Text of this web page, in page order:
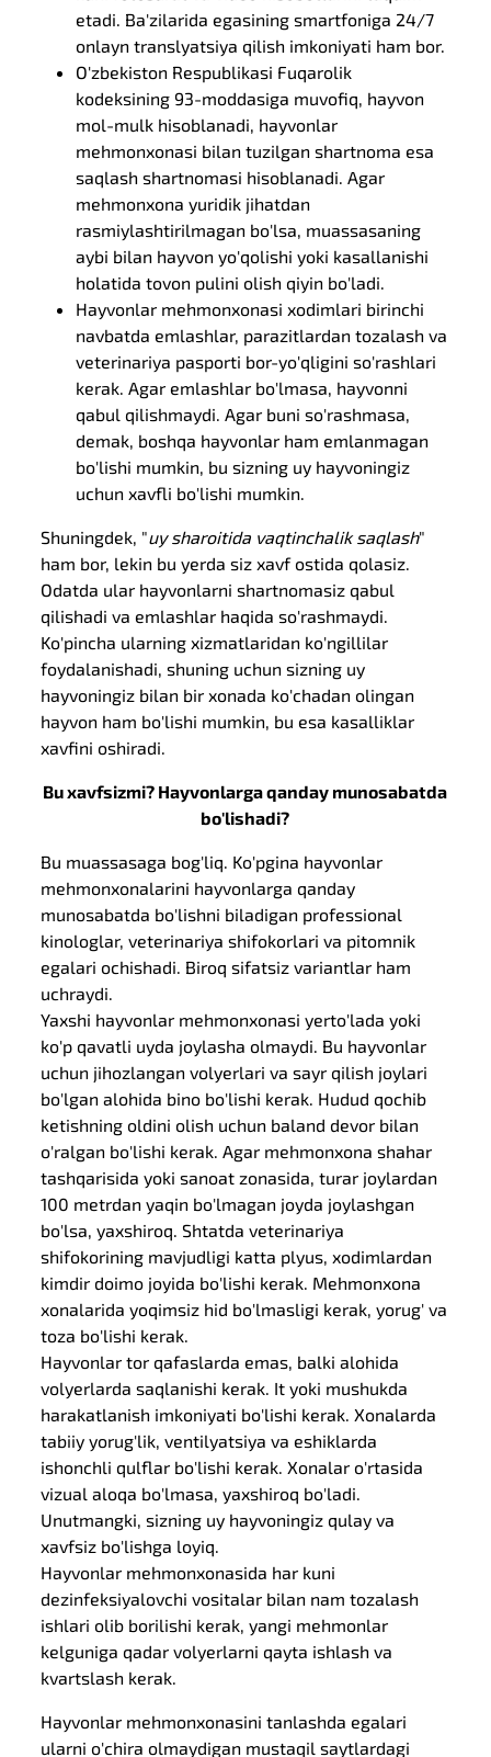
etadi. Ba'zilarida egasining smartfoniga 24/7
onlayn translyatsiya qilish imkoniyati ham bor.
O'zbekiston Respublikasi Fuqarolik
kodeksining 93-moddasiga muvofiq, hayvon
mol-mulk hisoblanadi, hayvonlar
mehmonxonasi bilan tuzilgan shartnoma esa
saqlash shartnomasi hisoblanadi. Agar
mehmonxona yuridik jihatdan
rasmiylashtirilmagan bo'lsa, muassasaning
aybi bilan hayvon yo'qolishi yoki kasallanishi
holatida tovon pulini olish qiyin bo'ladi.
Hayvonlar mehmonxonasi xodimlari birinchi
navbatda emlashlar, parazitlardan tozalash va
veterinariya pasporti bor-yo'qligini so'rashlari
kerak. Agar emlashlar bo'lmasa, hayvonni
qabul qilishmaydi. Agar buni so'rashmasa,
demak, boshqa hayvonlar ham emlanmagan
bo'lishi mumkin, bu sizning uy hayvoningiz
uchun xavfli bo'lishi mumkin.
Shuningdek, "uy sharoitida vaqtinchalik saqlash"
ham bor, lekin bu yerda siz xavf ostida qolasiz.
Odatda ular hayvonlarni shartnomasiz qabul
qilishadi va emlashlar haqida so'rashmaydi.
Ko'pincha ularning xizmatlaridan ko'ngillilar
foydalanishadi, shuning uchun sizning uy
hayvoningiz bilan bir xonada ko'chadan olingan
hayvon ham bo'lishi mumkin, bu esa kasalliklar
xavfini oshiradi.
Bu xavfsizmi? Hayvonlarga qanday munosabatda
bo'lishadi?
Bu muassasaga bog'liq. Ko'pgina hayvonlar
mehmonxonalarini hayvonlarga qanday
munosabatda bo'lishni biladigan professional
kinologlar, veterinariya shifokorlari va pitomnik
egalari ochishadi. Biroq sifatsiz variantlar ham
uchraydi.
Yaxshi hayvonlar mehmonxonasi yerto'lada yoki
ko'p qavatli uyda joylasha olmaydi. Bu hayvonlar
uchun jihozlangan volyerlari va sayr qilish joylari
bo'lgan alohida bino bo'lishi kerak. Hudud qochib
ketishning oldini olish uchun baland devor bilan
o'ralgan bo'lishi kerak. Agar mehmonxona shahar
tashqarisida yoki sanoat zonasida, turar joylardan
100 metrdan yaqin bo'lmagan joyda joylashgan
bo'lsa, yaxshiroq. Shtatda veterinariya
shifokorining mavjudligi katta plyus, xodimlardan
kimdir doimo joyida bo'lishi kerak. Mehmonxona
xonalarida yoqimsiz hid bo'lmasligi kerak, yorug' va
toza bo'lishi kerak.
Hayvonlar tor qafaslarda emas, balki alohida
volyerlarda saqlanishi kerak. It yoki mushukda
harakatlanish imkoniyati bo'lishi kerak. Xonalarda
tabiiy yorug'lik, ventilyatsiya va eshiklarda
ishonchli qulflar bo'lishi kerak. Xonalar o'rtasida
vizual aloqa bo'lmasa, yaxshiroq bo'ladi.
Unutmangki, sizning uy hayvoningiz qulay va
xavfsiz bo'lishga loyiq.
Hayvonlar mehmonxonasida har kuni
dezinfeksiyalovchi vositalar bilan nam tozalash
ishlari olib borilishi kerak, yangi mehmonlar
kelguniga qadar volyerlarni qayta ishlash va
kvartslash kerak.
Hayvonlar mehmonxonasini tanlashda egalari
ularni o'chira olmaydigan mustaqil saytlardagi